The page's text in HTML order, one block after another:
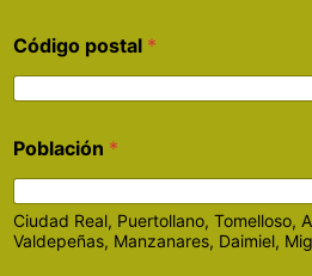
Código postal *
Población *
Ciudad Real, Puertollano, Tomelloso,
Valdepeñas, Manzanares, Daimiel,